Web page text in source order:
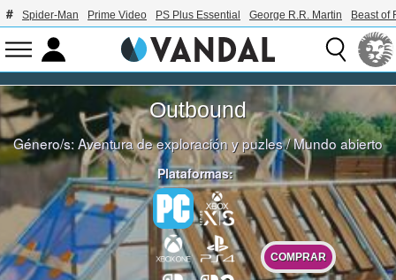
Spider-Man Prime Video PS Plus Essential George R.R. Martin Beast of
Outbound
Género/s:Aventura de exploración y puzles/Mundo abierto
Plataformas:
COMPRAR